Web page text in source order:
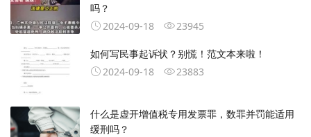
吗？
2024-09-18
23945
如何写民事起诉状？别慌！范文本来啦！
2024-09-18
23883
什么是虚开增值税专用发票罪，数罪并罚能适用
缓刑吗？